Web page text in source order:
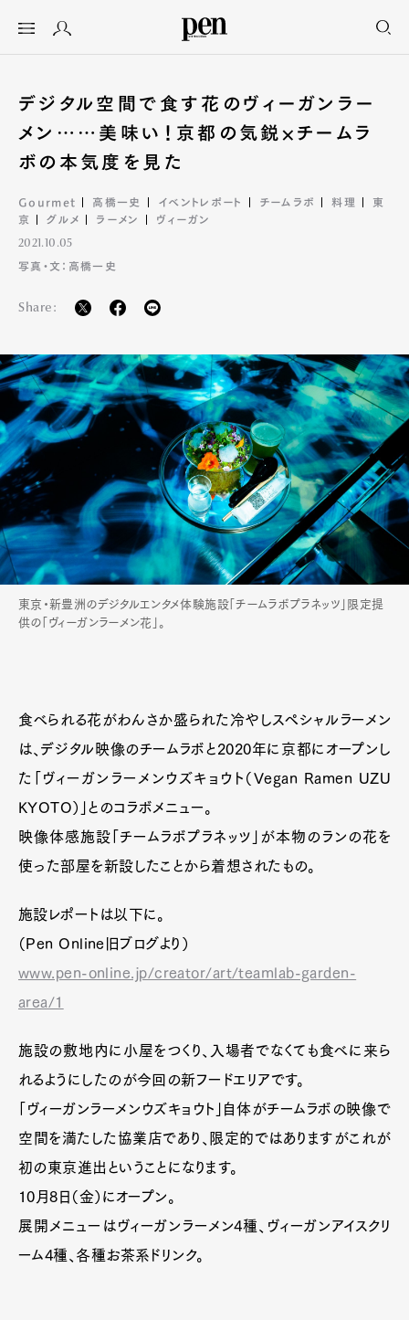
デジタル空間で食す花のヴィーガンラー
メン……美味い！京都の気鋭×チームラ
ボの本気度を見た
Gourmet 高橋一史 イベントレポート チームラボ 料理
東
京
グルメ ラーメン ヴィーガン
2021.10.05
写真・文：高橋一史
Share:
東京・新豊洲のデジタルエンタメ体験施設「チームラボプラネッツ」限定提
供の「ヴィーガンラーメン花」。
食べられる花がわんさか盛られた冷やしスペシャルラーメン
は、デジタル映像のチームラボと2020年に京都にオープンし
た「ヴィーガンラーメンウズキョウト（Vegan Ramen UZU
KYOTO）」とのコラボメニュー。
映像体感施設「チームラボプラネッツ」が本物のランの花を
使った部屋を新設したことから着想されたもの。
施設レポートは以下に。
（Pen Online旧ブログより）
www.pen-online.jp/creator/art/teamlab-garden-
area/1
施設の敷地内に小屋をつくり、入場者でなくても食べに来ら
れるようにしたのが今回の新フードエリアです。
「ヴィーガンラーメンウズキョウト」自体がチームラボの映像で
空間を満たした協業店であり、限定的ではありますがこれが
初の東京進出ということになります。
10月8日（金）にオープン。
展開メニューはヴィーガンラーメン4種、ヴィーガンアイスクリ
ーム4種、各種お茶系ドリンク。